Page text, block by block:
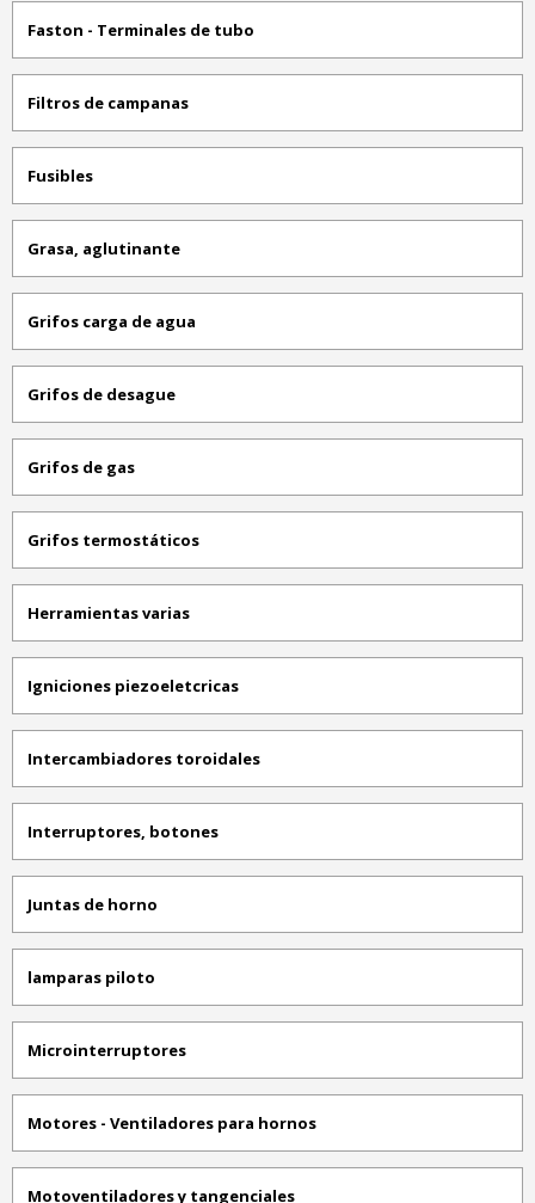
Faston - Terminales de tubo
Filtros de campanas
Fusibles
Grasa, aglutinante
Grifos carga de agua
Grifos de desague
Grifos de gas
Grifos termostáticos
Herramientas varias
Igniciones piezoeletcricas
Intercambiadores toroidales
Interruptores, botones
Juntas de horno
lamparas piloto
Microinterruptores
Motores - Ventiladores para hornos
Motoventiladores y tangenciales